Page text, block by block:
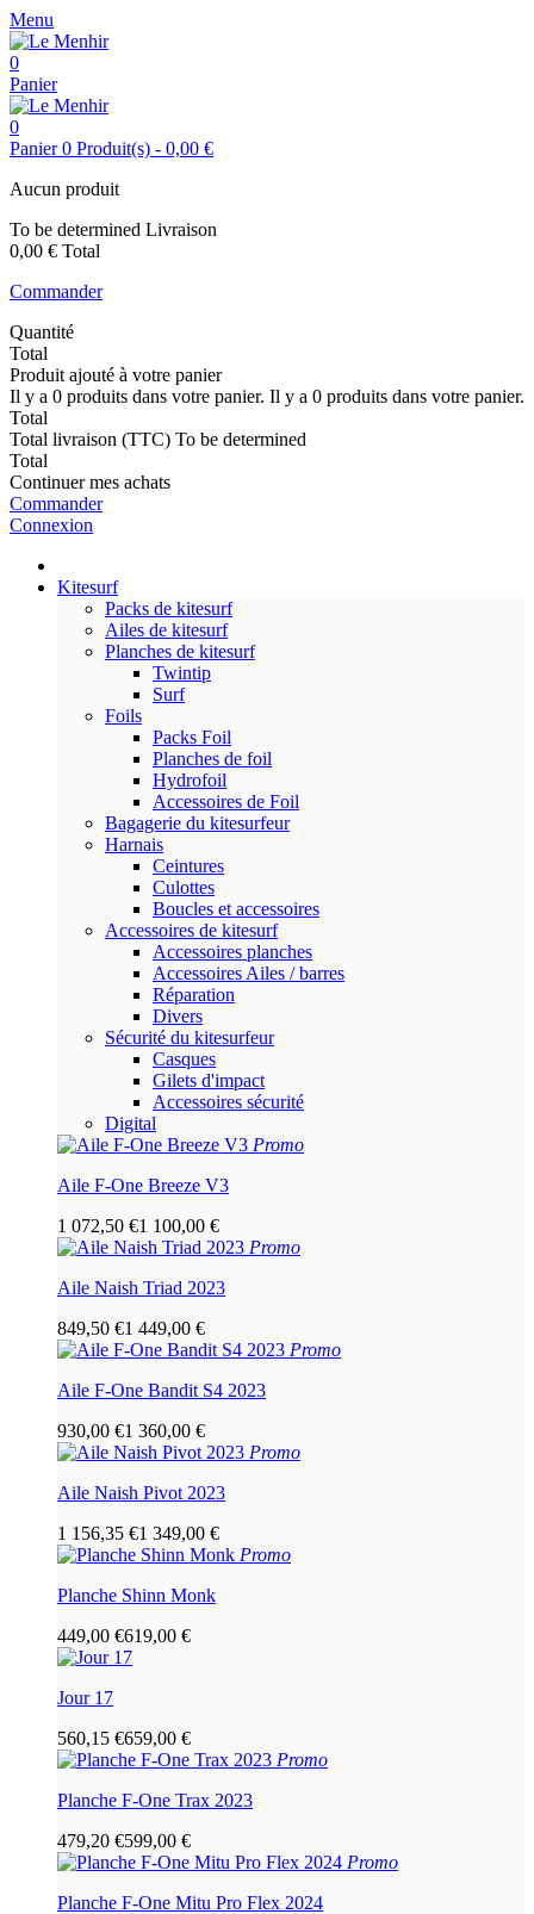
Menu
0
Panier
0
Panier 0 Produit(s) - 0,00 €
Aucun produit
To be determined Livraison
0,00 € Total
Commander
Quantité
Total
Produit ajouté à votre panier
Il y a 0 produits dans votre panier. Il y a 0 produits dans votre panier.
Total
Total livraison (TTC) To be determined
Total
Continuer mes achats
Commander
Connexion
Kitesurf
Packs de kitesurf
Ailes de kitesurf
Planches de kitesurf
Twintip
Surf
Foils
Packs Foil
Planches de foil
Hydrofoil
Accessoires de Foil
Bagagerie du kitesurfeur
Harnais
Ceintures
Culottes
Boucles et accessoires
Accessoires de kitesurf
Accessoires planches
Accessoires Ailes / barres
Réparation
Divers
Sécurité du kitesurfeur
Casques
Gilets d'impact
Accessoires sécurité
Digital
Promo
Aile F-One Breeze V3
1 072,50 €1 100,00 €
Promo
Aile Naish Triad 2023
849,50 €1 449,00 €
Promo
Aile F-One Bandit S4 2023
930,00 €1 360,00 €
Promo
Aile Naish Pivot 2023
1 156,35 €1 349,00 €
Promo
Planche Shinn Monk
449,00 €619,00 €
Jour 17
560,15 €659,00 €
Promo
Planche F-One Trax 2023
479,20 €599,00 €
Promo
Planche F-One Mitu Pro Flex 2024